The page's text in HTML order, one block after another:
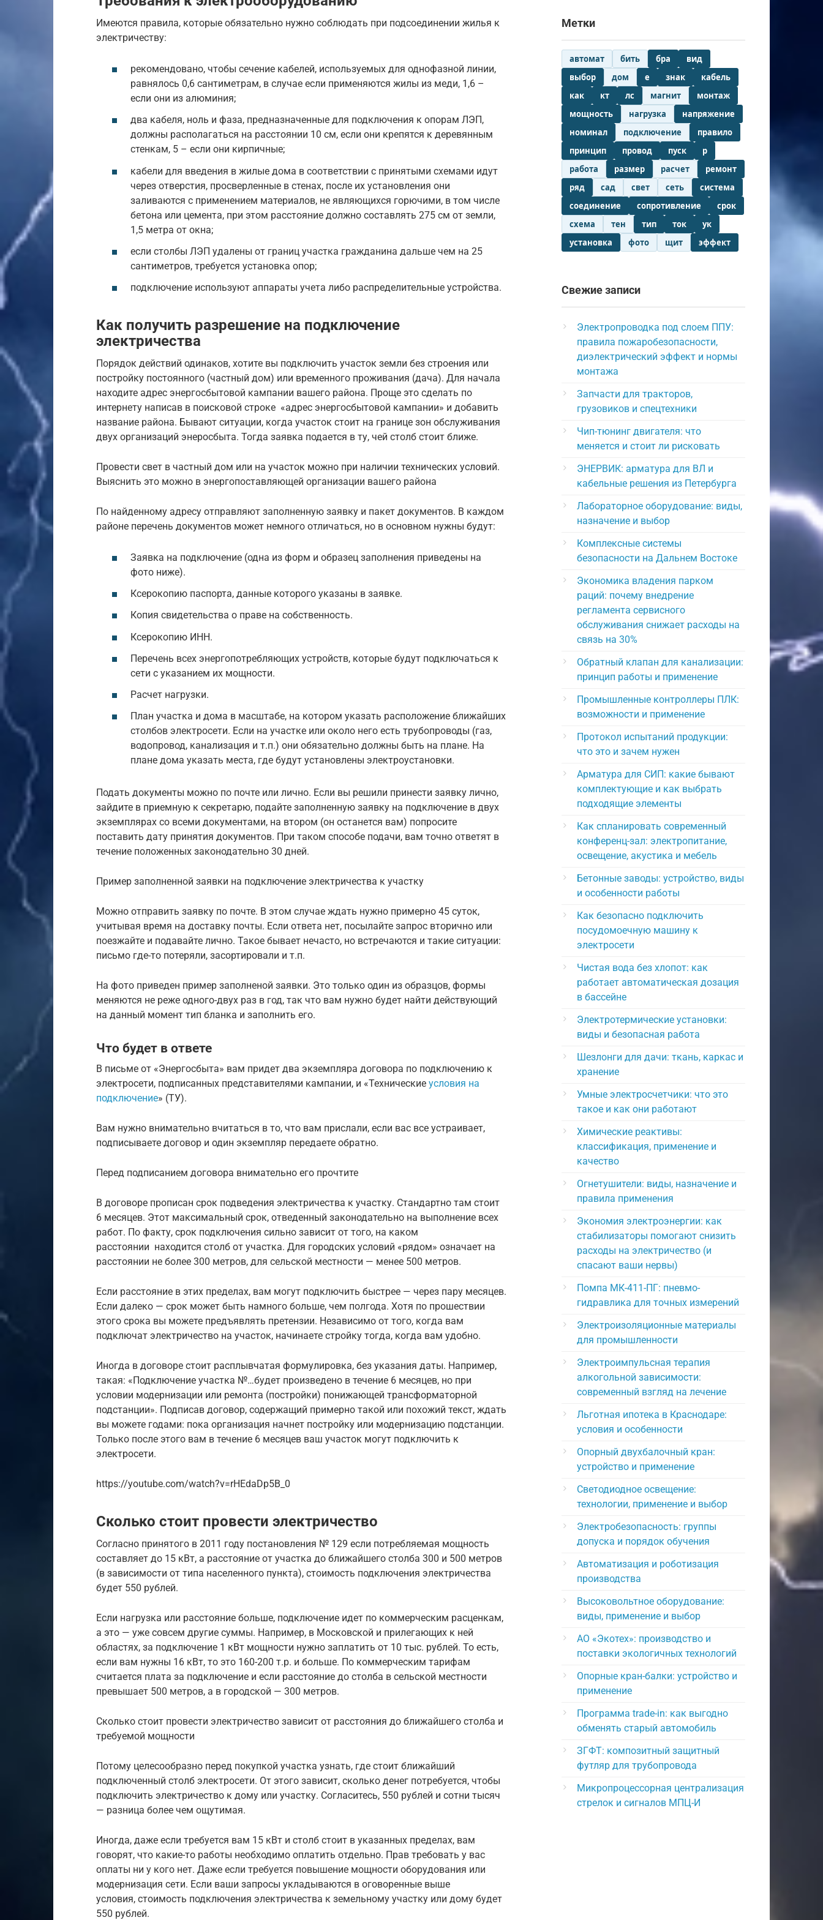
Имеются правила, которые обязательно нужно соблюдать при подсоединении жилья к
электричеству:
рекомендовано, чтобы сечение кабелей, используемых для однофазной линии,
равнялось 0,6 сантиметрам, в случае если применяются жилы из меди, 1,6 –
если они из алюминия;
два кабеля, ноль и фаза, предназначенные для подключения к опорам ЛЭП,
должны располагаться на расстоянии 10 см, если они крепятся к деревянным
стенкам, 5 – если они кирпичные;
кабели для введения в жилые дома в соответствии с принятыми схемами идут
через отверстия, просверленные в стенах, после их установления они
заливаются с применением материалов, не являющихся горючими, в том числе
бетона или цемента, при этом расстояние должно составлять 275 см от земли,
1,5 метра от окна;
если столбы ЛЭП удалены от границ участка гражданина дальше чем на 25
сантиметров, требуется установка опор;
подключение используют аппараты учета либо распределительные устройства.
Как получить разрешение на подключение
электричества
Порядок действий одинаков, хотите вы подключить участок земли без строения или
постройку постоянного (частный дом) или временного проживания (дача). Для начала
находите адрес энергосбытовой кампании вашего района. Проще это сделать по
интернету написав в поисковой строке «адрес энергосбытовой кампании» и добавить
название района. Бывают ситуации, когда участок стоит на границе зон обслуживания
двух организаций энеросбыта. Тогда заявка подается в ту, чей столб стоит ближе.
Провести свет в частный дом или на участок можно при наличии технических условий.
Выяснить это можно в энергопоставляющей организации вашего района
По найденному адресу отправляют заполненную заявку и пакет документов. В каждом
районе перечень документов может немного отличаться, но в основном нужны будут:
Заявка на подключение (одна из форм и образец заполнения приведены на
фото ниже).
Ксерокопию паспорта, данные которого указаны в заявке.
Копия свидетельства о праве на собственность.
Ксерокопию ИНН.
Перечень всех энергопотребляющих устройств, которые будут подключаться к
сети с указанием их мощности.
Расчет нагрузки.
План участка и дома в масштабе, на котором указать расположение ближайших
столбов электросети. Если на участке или около него есть трубопроводы (газ,
водопровод, канализация и т.п.) они обязательно должны быть на плане. На
плане дома указать места, где будут установлены электроустановки.
Подать документы можно по почте или лично. Если вы решили принести заявку лично,
зайдите в приемную к секретарю, подайте заполненную заявку на подключение в двух
экземплярах со всеми документами, на втором (он останется вам) попросите
поставить дату принятия документов. При таком способе подачи, вам точно ответят в
течение положенных законодательно 30 дней.
Пример заполненной заявки на подключение электричества к участку
Можно отправить заявку по почте. В этом случае ждать нужно примерно 45 суток,
учитывая время на доставку почты. Если ответа нет, посылайте запрос вторично или
поезжайте и подавайте лично. Такое бывает нечасто, но встречаются и такие ситуации:
письмо где-то потеряли, засортировали и т.п.
На фото приведен пример заполненой заявки. Это только один из образцов, формы
меняются не реже одного-двух раз в год, так что вам нужно будет найти действующий
на данный момент тип бланка и заполнить его.
Что будет в ответе
В письме от «Энергосбыта» вам придет два экземпляра договора по подключению к
электросети, подписанных представителями кампании, и «Технические условия на
подключение» (ТУ).
Вам нужно внимательно вчитаться в то, что вам прислали, если вас все устраивает,
подписываете договор и один экземпляр передаете обратно.
Перед подписанием договора внимательно его прочтите
В договоре прописан срок подведения электричества к участку. Стандартно там стоит
6 месяцев. Этот максимальный срок, отведенный законодательно на выполнение всех
работ. По факту, срок подключения сильно зависит от того, на каком
расстоянии находится столб от участка. Для городских условий «рядом» означает на
расстоянии не более 300 метров, для сельской местности — менее 500 метров.
Если расстояние в этих пределах, вам могут подключить быстрее — через пару месяцев.
Если далеко — срок может быть намного больше, чем полгода. Хотя по прошествии
этого срока вы можете предъявлять претензии. Независимо от того, когда вам
подключат электричество на участок, начинаете стройку тогда, когда вам удобно.
Иногда в договоре стоит расплывчатая формулировка, без указания даты. Например,
такая: «Подключение участка №…будет произведено в течение 6 месяцев, но при
условии модернизации или ремонта (постройки) понижающей трансформаторной
подстанции». Подписав договор, содержащий примерно такой или похожий текст, ждать
вы можете годами: пока организация начнет постройку или модернизацию подстанции.
Только после этого вам в течение 6 месяцев ваш участок могут подключить к
электросети.
https://youtube.com/watch?v=rHEdaDp5B_0
Сколько стоит провести электричество
Согласно принятого в 2011 году постановления № 129 если потребляемая мощность
составляет до 15 кВт, а расстояние от участка до ближайшего столба 300 и 500 метров
(в зависимости от типа населенного пункта), стоимость подключения электричества
будет 550 рублей.
Если нагрузка или расстояние больше, подключение идет по коммерческим расценкам,
а это — уже совсем другие суммы. Например, в Московской и прилегающих к ней
областях, за подключение 1 кВт мощности нужно заплатить от 10 тыс. рублей. То есть,
если вам нужны 16 кВт, то это 160-200 т.р. и больше. По коммерческим тарифам
считается плата за подключение и если расстояние до столба в сельской местности
превышает 500 метров, а в городской — 300 метров.
Сколько стоит провести электричество зависит от расстояния до ближайшего столба и
требуемой мощности
Потому целесообразно перед покупкой участка узнать, где стоит ближайший
подключенный столб электросети. От этого зависит, сколько денег потребуется, чтобы
подключить электричество к дому или участку. Согласитесь, 550 рублей и сотни тысяч
— разница более чем ощутимая.
Иногда, даже если требуется вам 15 кВт и столб стоит в указанных пределах, вам
говорят, что какие-то работы необходимо оплатить отдельно. Прав требовать у вас
оплаты ни у кого нет. Даже если требуется повышение мощности оборудования или
модернизация сети. Если ваши запросы укладываются в оговоренные выше
условия, стоимость подключения электричества к земельному участку или дому будет
550 рублей.
Метки
автомат бить бра
вид
выбор
дом е знак
кабель
как
кт лс магнит
монтаж
мощность
нагрузка
напряжение
номинал
подключение
правило
принцип
провод пуск
р
работа
размер расчет
ремонт
ряд
сад свет сеть
система
соединение
сопротивление
срок
схема
тен тип ток
ук
установка
фото щит эффект
Свежие записи
Электропроводка под слоем ППУ:
правила пожаробезопасности,
диэлектрический эффект и нормы
монтажа
Запчасти для тракторов,
грузовиков и спецтехники
Чип-тюнинг двигателя: что
меняется и стоит ли рисковать
ЭНЕРВИК: арматура для ВЛ и
кабельные решения из Петербурга
Лабораторное оборудование: виды,
назначение и выбор
Комплексные системы
безопасности на Дальнем Востоке
Экономика владения парком
раций: почему внедрение
регламента сервисного
обслуживания снижает расходы на
связь на 30%
Обратный клапан для канализации:
принцип работы и применение
Промышленные контроллеры ПЛК:
возможности и применение
Протокол испытаний продукции:
что это и зачем нужен
Арматура для СИП: какие бывают
комплектующие и как выбрать
подходящие элементы
Как спланировать современный
конференц-зал: электропитание,
освещение, акустика и мебель
Бетонные заводы: устройство, виды
и особенности работы
Как безопасно подключить
посудомоечную машину к
электросети
Чистая вода без хлопот: как
работает автоматическая дозация
в бассейне
Электротермические установки:
виды и безопасная работа
Шезлонги для дачи: ткань, каркас и
хранение
Умные электросчетчики: что это
такое и как они работают
Химические реактивы:
классификация, применение и
качество
Огнетушители: виды, назначение и
правила применения
Экономия электроэнергии: как
стабилизаторы помогают снизить
расходы на электричество (и
спасают ваши нервы)
Помпа МК-411-ПГ: пневмо-
гидравлика для точных измерений
Электроизоляционные материалы
для промышленности
Электроимпульсная терапия
алкогольной зависимости:
современный взгляд на лечение
Льготная ипотека в Краснодаре:
условия и особенности
Опорный двухбалочный кран:
устройство и применение
Светодиодное освещение:
технологии, применение и выбор
Электробезопасность: группы
допуска и порядок обучения
Автоматизация и роботизация
производства
Высоковольтное оборудование:
виды, применение и выбор
АО «Экотех»: производство и
поставки экологичных технологий
Опорные кран-балки: устройство и
применение
Программа trade-in: как выгодно
обменять старый автомобиль
ЗГФТ: композитный защитный
футляр для трубопровода
Микропроцессорная централизация
стрелок и сигналов МПЦ-И